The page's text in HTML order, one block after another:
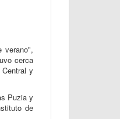
verano",
cerca
y
Puzia y
de